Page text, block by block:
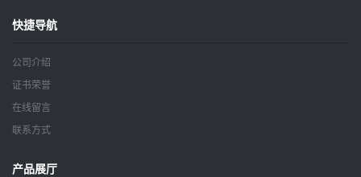
快捷导航
公司介绍
证书荣誉
在线留言
联系方式
产品展厅